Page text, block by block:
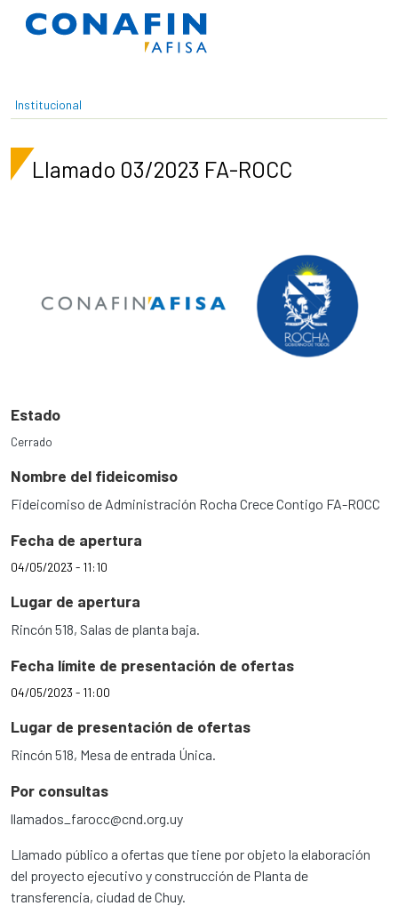
Pasar al contenido principal
Institucional
Llamado 03/2023 FA-ROCC
Estado
Cerrado
Nombre del fideicomiso
Fideicomiso de Administración Rocha Crece Contigo FA-ROCC
Fecha de apertura
04/05/2023 - 11:10
Lugar de apertura
Rincón 518, Salas de planta baja.
Fecha límite de presentación de ofertas
04/05/2023 - 11:00
Lugar de presentación de ofertas
Rincón 518, Mesa de entrada Única.
Por consultas
llamados_farocc@cnd.org.uy
Llamado público a ofertas que tiene por objeto la elaboración
del proyecto ejecutivo y construcción de Planta de
transferencia, ciudad de Chuy.